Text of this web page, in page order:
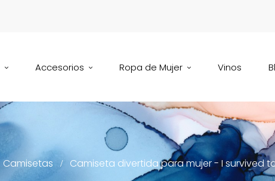
Accesorios Ropa de Mujer Vinos
Camisetas Camiseta divertida para mujer - I survived